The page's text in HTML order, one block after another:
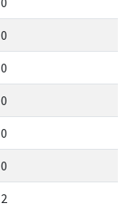
0
0
0
0
0
2